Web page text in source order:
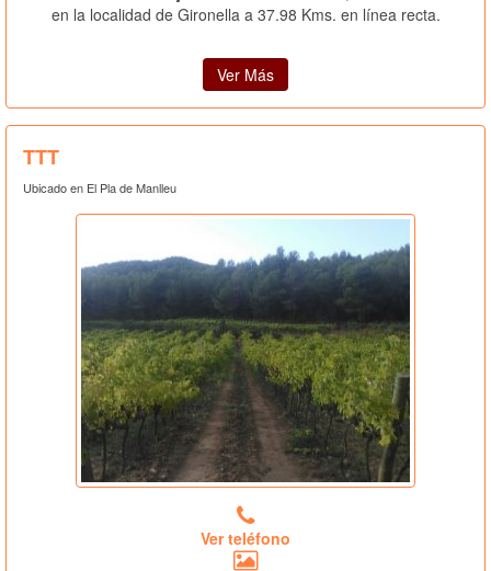
en la localidad de Gironella a 37.98 Kms. en línea recta.
Ver Más
TTT
Ubicado en El Pla de Manlleu
Ver teléfono